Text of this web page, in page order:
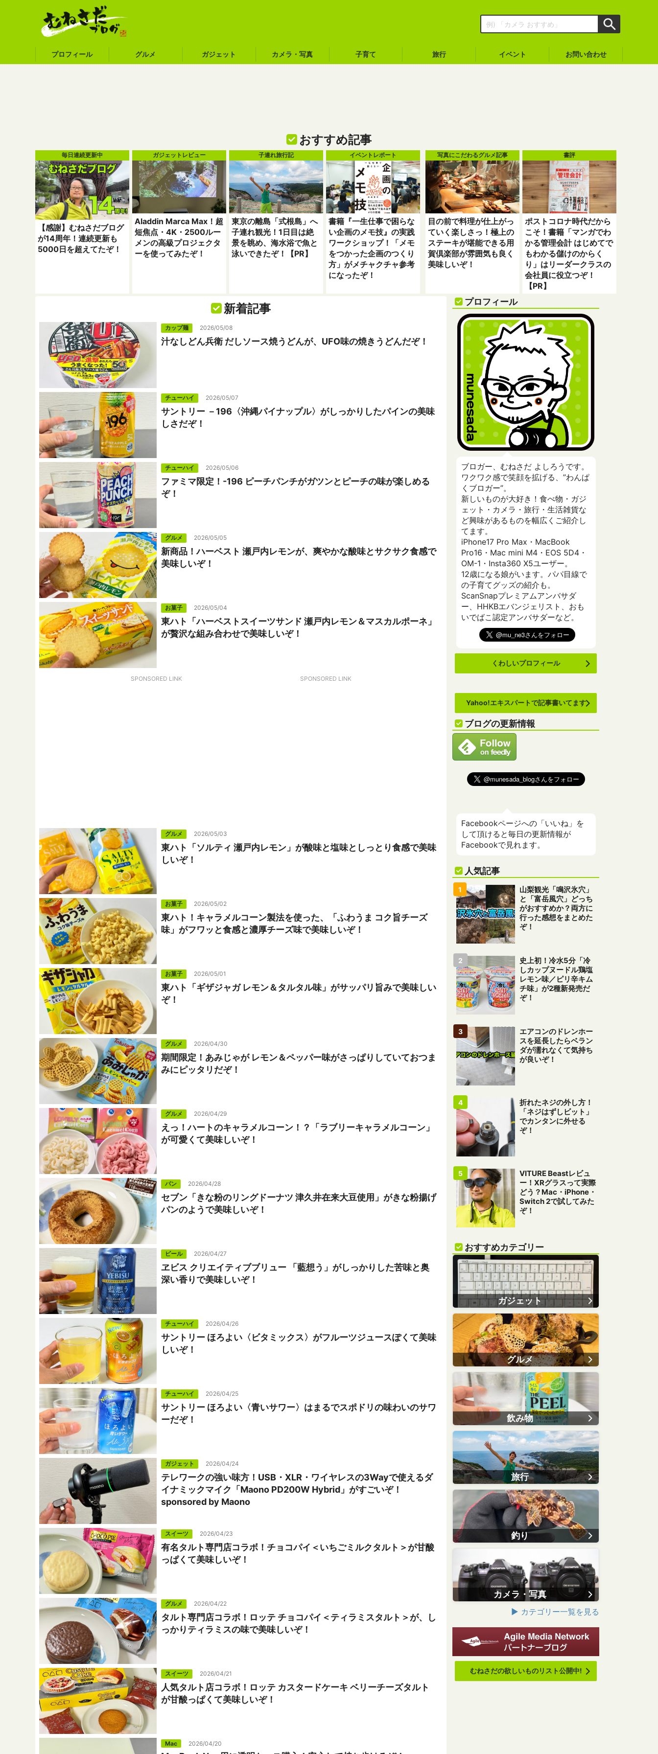
プロフィール グルメ ガジェット カメラ・写真 子育て 旅行 イベント お問い合わせ
おすすめ記事
毎日連続更新中
【感謝】むねさだブログ
が14周年！連続更新も
5000日を超えてたぞ！
ガジェットレビュー
Aladdin Marca Max！超
短焦点・4K・2500ルー
メンの高級プロジェクタ
ーを使ってみたぞ！
子連れ旅行記
東京の離島「式根島」へ
子連れ観光！1日目は絶
景を眺め、海水浴で魚と
泳いできたぞ！【PR】
イベントレポート
書籍『一生仕事で困らな
い企画のメモ技』の実践
ワークショップ！「メモ
をつかった企画のつくり
方」がメチャクチャ参考
になったぞ！
写真にこだわるグルメ記事
目の前で料理が仕上がっ
ていく楽しさっ！極上の
ステーキが堪能できる用
賀倶楽部が雰囲気も良く
美味しいぞ！
書評
ポストコロナ時代だから
こそ！書籍「マンガでわ
かる管理会計 はじめてで
もわかる儲けのからく
り」はリーダークラスの
会社員に役立つぞ！
【PR】
新着記事
カップ麺 2026/05/08
汁なしどん兵衛 だしソース焼うどんが、UFO味の焼きうどんだぞ！
チューハイ 2026/05/07
サントリー －196〈沖縄パイナップル〉がしっかりしたパインの美味
しさだぞ！
チューハイ 2026/05/06
ファミマ限定！-196 ピーチパンチがガツンとピーチの味が楽しめる
ぞ！
グルメ 2026/05/05
新商品！ハーベスト 瀬戸内レモンが、爽やかな酸味とサクサク食感で
美味しいぞ！
お菓子 2026/05/04
東ハト「ハーベストスイーツサンド 瀬戸内レモン＆マスカルポーネ」
が贅沢な組み合わせで美味しいぞ！
SPONSORED LINK SPONSORED LINK
グルメ 2026/05/03
東ハト「ソルティ 瀬戸内レモン」が酸味と塩味としっとり食感で美味
しいぞ！
お菓子 2026/05/02
東ハト！キャラメルコーン製法を使った、「ふわうま コク旨チーズ
味」がフワッと食感と濃厚チーズ味で美味しいぞ！
お菓子 2026/05/01
東ハト「ギザジャガ レモン＆タルタル味」がサッパリ旨みで美味しい
ぞ！
グルメ 2026/04/30
期間限定！あみじゃが レモン＆ペッパー味がさっぱりしていておつま
みにピッタリだぞ！
グルメ 2026/04/29
えっ！ハートのキャラメルコーン！？「ラブリーキャラメルコーン」
が可愛くて美味しいぞ！
パン 2026/04/28
セブン「きな粉のリングドーナツ 津久井在来大豆使用」がきな粉揚げ
パンのようで美味しいぞ！
ビール 2026/04/27
ヱビス クリエイティブブリュー 「藍想う」がしっかりした苦味と奥
深い香りで美味しいぞ！
チューハイ 2026/04/26
サントリー ほろよい〈ビタミックス〉がフルーツジュースぽくて美味
しいぞ！
チューハイ 2026/04/25
サントリー ほろよい〈青いサワー〉はまるでスポドリの味わいのサワ
ーだぞ！
ガジェット 2026/04/24
テレワークの強い味方！USB・XLR・ワイヤレスの3Wayで使えるダ
イナミックマイク「Maono PD200W Hybrid」がすごいぞ！
sponsored by Maono
スイーツ 2026/04/23
有名タルト専門店コラボ！チョコパイ＜いちごミルクタルト＞が甘酸
っぱくて美味しいぞ！
グルメ 2026/04/22
タルト専門店コラボ！ロッテ チョコパイ＜ティラミスタルト＞が、し
っかりティラミスの味で美味しいぞ！
スイーツ 2026/04/21
人気タルト店コラボ！ロッテ カスタードケーキ ベリーチーズタルト
が甘酸っぱくて美味しいぞ！
Mac 2026/04/20
プロフィール
ブロガー、むねさだ よしろうです。
ワクワク感で笑顔を拡げる、”わんぱ
くブロガー”。
新しいものが大好き！食べ物・ガジ
ェット・カメラ・旅行・生活雑貨な
ど興味があるものを幅広くご紹介し
てます。
iPhone17 Pro Max・MacBook
Pro16・Mac mini M4・EOS 5D4・
OM-1・Insta360 X5ユーザー。
12歳になる娘がいます。パパ目線で
の子育てグッズの紹介も。
ScanSnapプレミアムアンバサダ
ー、HHKBエバンジェリスト、おも
いでばこ認定アンバサダーなど。
くわしいプロフィール
Yahoo!エキスパートで記事書いてます
ブログの更新情報
Facebookページへの「いいね」を
して頂けると毎日の更新情報が
Facebookで見れます。
人気記事
山梨観光「鳴沢氷穴」
と「富岳風穴」どっち
がおすすめか？両方に
行った感想をまとめた
ぞ！
史上初！冷水5分「冷
しカップヌードル鶏塩
レモン味／ピリ辛キム
チ味」が2種新発売だ
ぞ！
エアコンのドレンホー
スを延長したらベラン
ダが濡れなくて気持ち
が良いぞ！
折れたネジの外し方！
「ネジはずしビット」
でカンタンに外せる
ぞ！
VITURE Beastレビュ
ー！XRグラスって実際
どう？Mac・iPhone・
Switch 2で試してみた
ぞ！
おすすめカテゴリー
ガジェット
グルメ
飲み物
旅行
釣り
カメラ・写真
▶ カテゴリー一覧を見る
むねさだの欲しいものリスト公開中!